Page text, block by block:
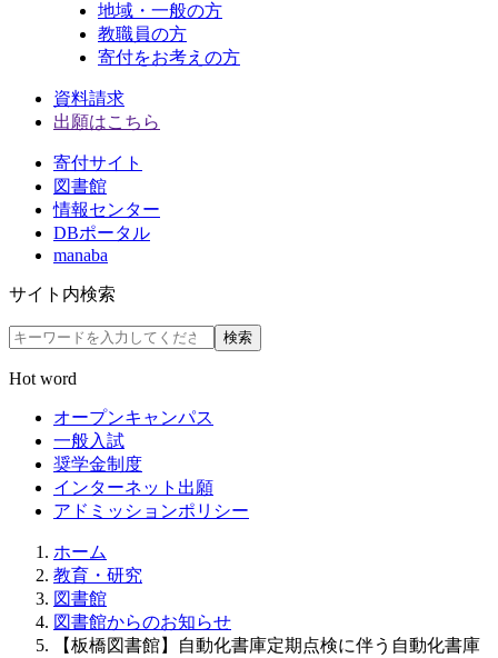
地域・一般の方
教職員の方
寄付をお考えの方
資料請求
出願はこちら
寄付サイト
図書館
情報センター
DBポータル
manaba
サイト内検索
検索
Hot word
オープンキャンパス
一般入試
奨学金制度
インターネット出願
アドミッションポリシー
ホーム
教育・研究
図書館
図書館からのお知らせ
【板橋図書館】自動化書庫定期点検に伴う自動化書庫